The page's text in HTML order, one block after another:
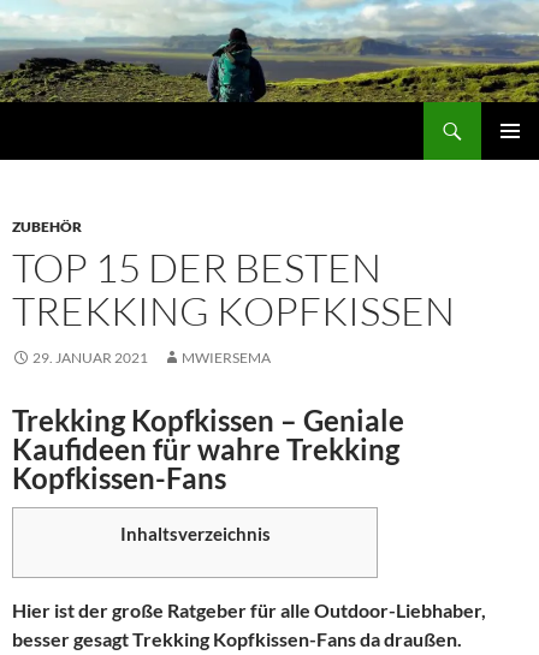
Zum
Inhalt
springen
ZUBEHÖR
TOP 15 DER BESTEN
TREKKING KOPFKISSEN
29. JANUAR 2021 MWIERSEMA
Trekking Kopfkissen – Geniale
Kaufideen für wahre Trekking
Kopfkissen-Fans
Inhaltsverzeichnis
Hier ist der große Ratgeber für alle Outdoor-Liebhaber,
besser gesagt Trekking Kopfkissen-Fans da draußen.